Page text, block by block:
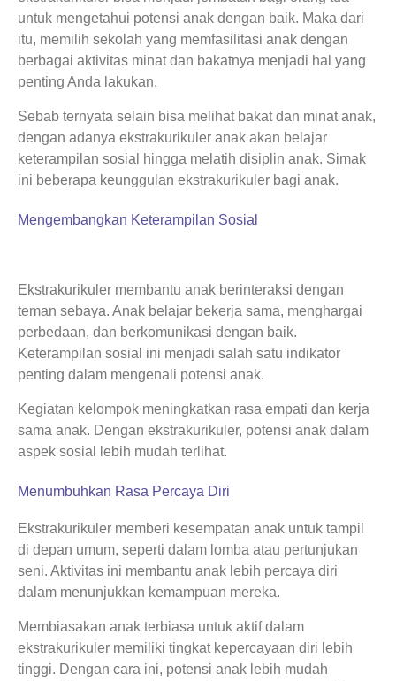
untuk mengetahui potensi anak dengan baik. Maka dari
itu, memilih sekolah yang memfasilitasi anak dengan
berbagai aktivitas minat dan bakatnya menjadi hal yang
penting Anda lakukan.
Sebab ternyata selain bisa melihat bakat dan minat anak,
dengan adanya ekstrakurikuler anak akan belajar
keterampilan sosial hingga melatih disiplin anak. Simak
ini beberapa keunggulan ekstrakurikuler bagi anak.
Mengembangkan Keterampilan Sosial
Ekstrakurikuler membantu anak berinteraksi dengan
teman sebaya. Anak belajar bekerja sama, menghargai
perbedaan, dan berkomunikasi dengan baik.
Keterampilan sosial ini menjadi salah satu indikator
penting dalam mengenali potensi anak.
Kegiatan kelompok meningkatkan rasa empati dan kerja
sama anak. Dengan ekstrakurikuler, potensi anak dalam
aspek sosial lebih mudah terlihat.
Menumbuhkan Rasa Percaya Diri
Ekstrakurikuler memberi kesempatan anak untuk tampil
di depan umum, seperti dalam lomba atau pertunjukan
seni. Aktivitas ini membantu anak lebih percaya diri
dalam menunjukkan kemampuan mereka.
Membiasakan anak terbiasa untuk aktif dalam
ekstrakurikuler memiliki tingkat kepercayaan diri lebih
tinggi. Dengan cara ini, potensi anak lebih mudah